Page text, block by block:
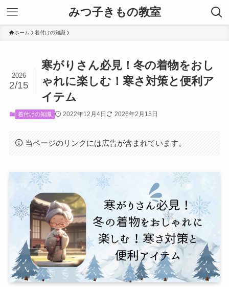
みつ子きもの教室
ホーム 着付けの知識
寒がりさん必見！冬の着物をおし
ゃれに楽しむ！寒さ対策と便利ア
イテム
2026
2/15
着付けの知識 2022年12月4日 2026年2月15日
当ページのリンクには広告が含まれています。